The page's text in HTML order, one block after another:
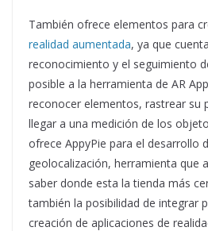
También ofrece elementos para
realidad aumentada, ya que
reconocimiento y el seguimiento
posible a la herramienta de AR
reconocer elementos, rastrear su
llegar a una medición de los
ofrece AppyPie para el desarrollo
geolocalización, herramienta que
saber donde esta la tienda más
también la posibilidad de integrar
creación de aplicaciones de